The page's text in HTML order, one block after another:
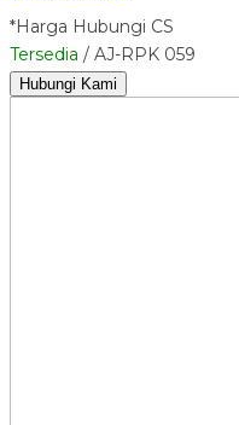
*Harga Hubungi CS
Tersedia / AJ-RPK 059
Hubungi Kami